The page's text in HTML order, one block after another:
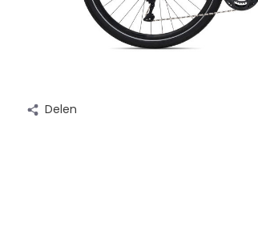
Delen